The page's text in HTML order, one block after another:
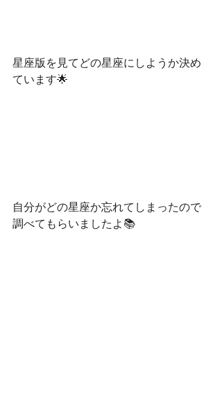
星座版を見てどの星座にしようか決め
ています🌟
自分がどの星座か忘れてしまったので
調べてもらいましたよ📚